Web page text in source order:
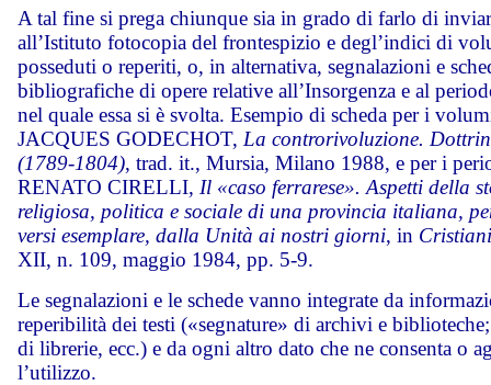
A tal fine si prega chiunque sia in grado di farlo di
all’Istituto fotocopia del frontespizio e degl’indici di
posseduti o reperiti, o, in alternativa, segnalazioni e
bibliografiche di opere relative all’Insorgenza e al
nel quale essa si è svolta. Esempio di scheda per i
JACQUES GODECHOT, La controrivoluzione.
(1789-1804), trad. it., Mursia, Milano 1988, e per i
RENATO CIRELLI, Il «caso ferrarese». Aspetti della
religiosa, politica e sociale di una provincia italiana,
versi esemplare, dalla Unità ai nostri giorni, in
XII, n. 109, maggio 1984, pp. 5-9.
Le segnalazioni e le schede vanno integrate da
reperibilità dei testi («segnature» di archivi e
di librerie, ecc.) e da ogni altro dato che ne consenta o
l’utilizzo.